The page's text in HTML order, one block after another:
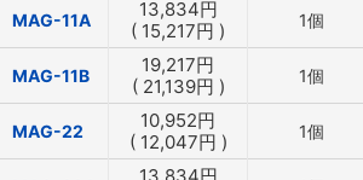
MAG-11A 13,834円
( 15,217円 ) 1個
MAG-11B 19,217円
( 21,139円 ) 1個
MAG-22 10,952円
( 12,047円 ) 1個
13,834円